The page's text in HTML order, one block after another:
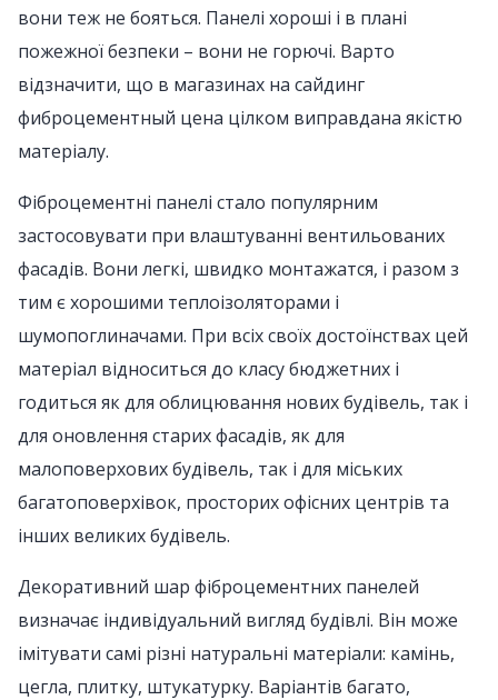
вони теж не бояться. Панелі хороші і в плані
пожежної безпеки – вони не горючі. Варто
відзначити, що в магазинах на сайдинг
фиброцементный цена цілком виправдана якістю
матеріалу.
Фіброцементні панелі стало популярним
застосовувати при влаштуванні вентильованих
фасадів. Вони легкі, швидко монтажатся, і разом з
тим є хорошими теплоізоляторами і
шумопоглиначами. При всіх своїх достоїнствах цей
матеріал відноситься до класу бюджетних і
годиться як для облицювання нових будівель, так і
для оновлення старих фасадів, як для
малоповерхових будівель, так і для міських
багатоповерхівок, просторих офісних центрів та
інших великих будівель.
Декоративний шар фіброцементних панелей
визначає індивідуальний вигляд будівлі. Він може
імітувати самі різні натуральні матеріали: камінь,
цегла, плитку, штукатурку. Варіантів багато,